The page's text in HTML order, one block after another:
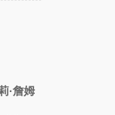
·詹姆